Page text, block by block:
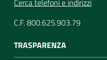
Cerca telefoni e indirizzi
C.F. 800.625.903.79
TRASPARENZA